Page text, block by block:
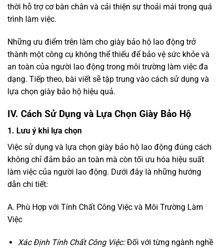
thời hỗ trợ cơ bàn chân và cải thiện sự thoải mái trong quá
trình làm việc.
Những ưu điểm trên làm cho giày bảo hộ lao động trở
thành một công cụ không thể thiếu để bảo vệ sức khỏe và
an toàn của người lao động trong môi trường làm việc đa
dạng. Tiếp theo, bài viết sẽ tập trung vào cách sử dụng và
lựa chọn giày bảo hộ hiệu quả.
IV. Cách Sử Dụng và Lựa Chọn Giày Bảo Hộ
1. Lưu ý khi lựa chọn
Việc sử dụng và lựa chọn giày bảo hộ lao động đúng cách
không chỉ đảm bảo an toàn mà còn tối ưu hóa hiệu suất
làm việc của người lao động. Dưới đây là những hướng
dẫn chi tiết:
A. Phù Hợp với Tính Chất Công Việc và Môi Trường Làm
Việc
Xác Định Tính Chất Công Việc:Đối với từng ngành nghề